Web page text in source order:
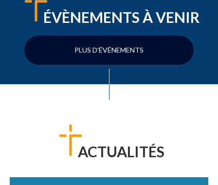
ÉVÈNEMENTS À VENIR
PLUS D'ÉVÉNEMENTS
ACTUALITÉS